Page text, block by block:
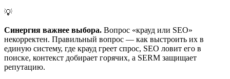
💡
Синергия важнее выбора. Вопрос «крауд или SEO»
некорректен. Правильный вопрос — как выстроить их в
единую систему, где крауд греет спрос, SEO ловит его в
поиске, контекст добирает горячих, а SERM защищает
репутацию.